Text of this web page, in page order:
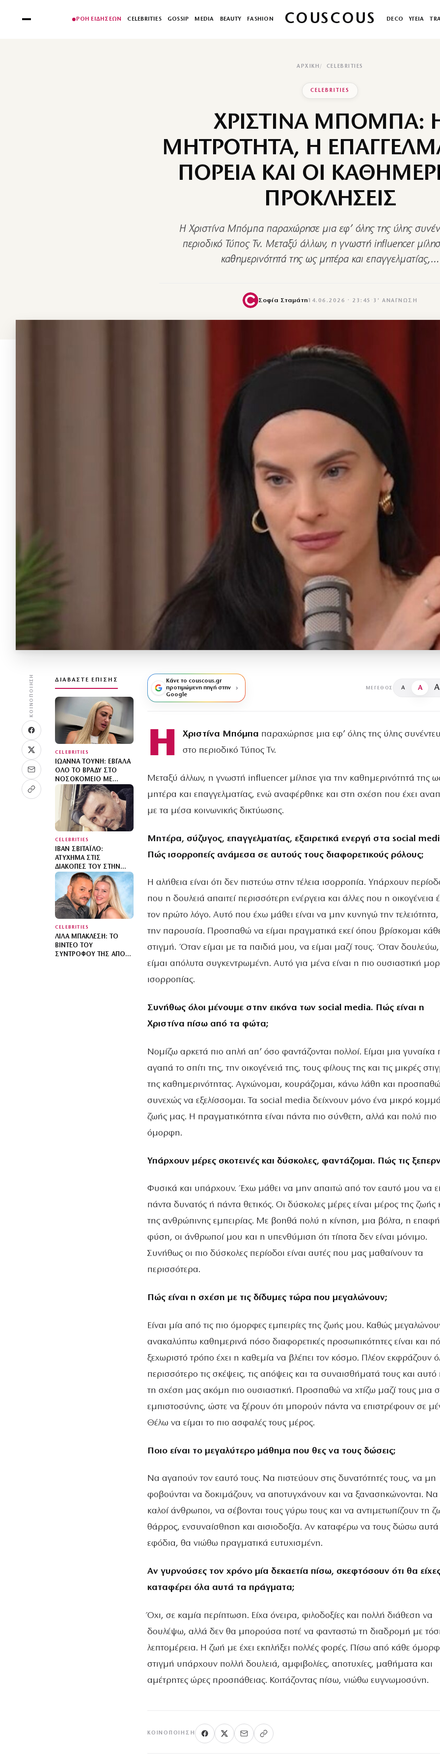
ΡΟΗ ΕΙΔΗΣΕΩΝ CELEBRITIES GOSSIP MEDIA BEAUTY FASHION COUSCOUS DECO ΥΓΕΙΑ
ΑΡΧΙΚΉ CELEBRITIES
CELEBRITIES
ΧΡΙΣΤΙΝΑ ΜΠΟΜΠΑ:
ΜΗΤΡΟΤΗΤΑ, Η
ΠΟΡΕΙΑ ΚΑΙ ΟΙ
ΠΡΟΚΛΗΣΕΙΣ
Η Χριστίνα Μπόμπα παραχώρησε μια εφ’ όλης της ύλης
περιοδικό Τύπος Tv. Μεταξύ άλλων, η γνωστή influencer
καθημερινότητά της ως μητέρα και επαγγελματίας,…
Σοφία Σταμάτη14.06.2026 · 23:45 · 3′ ΑΝΆΓΝΩΣΗ
ΚΟΙΝΟΠΟΊΗΣΗ ΔΙΑΒΆΣΤΕ ΕΠΊΣΗΣ
CELEBRITIES
ΙΩΆΝΝΑ ΤΟΎΝΗ: ΈΒΓΑΛΑ
ΌΛΟ ΤΟ ΒΡΆΔΥ ΣΤΟ
ΝΟΣΟΚΟΜΕΊΟ ΜΕ
ΟΡΟΎΣ ΚΑΙ ΑΝΤΙΒΙΏΣΕΙΣ
CELEBRITIES
ΙΒΆΝ ΣΒΙΤΆΙΛΟ:
ΑΤΎΧΗΜΑ ΣΤΙΣ
ΔΙΑΚΟΠΈΣ ΤΟΥ ΣΤΗΝ
ΚΈΡΚΥΡΑ
CELEBRITIES
ΛΊΛΑ ΜΠΑΚΛΈΣΗ: ΤΟ
ΒΊΝΤΕΟ ΤΟΥ
ΣΥΝΤΡΌΦΟΥ ΤΗΣ ΑΠΌ
Κάνε το couscous.gr
προτιμώμενη πηγή στην
Google
ΜΈΓΕΘΟΣ A A A
Η Χριστίνα Μπόμπα παραχώρησε μια εφ’ όλης της ύλης
στο περιοδικό Τύπος Tv.
Μεταξύ άλλων, η γνωστή influencer μίλησε για την καθημερινότητά της
μητέρα και επαγγελματίας, ενώ αναφέρθηκε και στη σχέση που έχει
με τα μέσα κοινωνικής δικτύωσης.
Μητέρα, σύζυγος, επαγγελματίας, εξαιρετικά ενεργή στα social
Πώς ισορροπείς ανάμεσα σε αυτούς τους διαφορετικούς ρόλους;
Η αλήθεια είναι ότι δεν πιστεύω στην τέλεια ισορροπία. Υπάρχουν
που η δουλειά απαιτεί περισσότερη ενέργεια και άλλες που η οικογένεια
τον πρώτο λόγο. Αυτό που έχω μάθει είναι να μην κυνηγώ την
την παρουσία. Προσπαθώ να είμαι πραγματικά εκεί όπου βρίσκομαι
στιγμή. Όταν είμαι με τα παιδιά μου, να είμαι μαζί τους. Όταν
είμαι απόλυτα συγκεντρωμένη. Αυτό για μένα είναι η πιο ουσιαστική
ισορροπίας.
Συνήθως όλοι μένουμε στην εικόνα των social media. Πώς είναι η
Χριστίνα πίσω από τα φώτα;
Νομίζω αρκετά πιο απλή απ’ όσο φαντάζονται πολλοί. Είμαι μια γυναίκα
αγαπά το σπίτι της, την οικογένειά της, τους φίλους της και τις μικρές
της καθημερινότητας. Αγχώνομαι, κουράζομαι, κάνω λάθη και προσπαθώ
συνεχώς να εξελίσσομαι. Τα social media δείχνουν μόνο ένα μικρό
ζωής μας. Η πραγματικότητα είναι πάντα πιο σύνθετη, αλλά και πολύ πιο
όμορφη.
Υπάρχουν μέρες σκοτεινές και δύσκολες, φαντάζομαι. Πώς τις
Φυσικά και υπάρχουν. Έχω μάθει να μην απαιτώ από τον εαυτό μου να
πάντα δυνατός ή πάντα θετικός. Οι δύσκολες μέρες είναι μέρος της ζωής
της ανθρώπινης εμπειρίας. Με βοηθά πολύ η κίνηση, μια βόλτα, η
φύση, οι άνθρωποί μου και η υπενθύμιση ότι τίποτα δεν είναι μόνιμο.
Συνήθως οι πιο δύσκολες περίοδοι είναι αυτές που μας μαθαίνουν τα
περισσότερα.
Πώς είναι η σχέση με τις δίδυμες τώρα που μεγαλώνουν;
Είναι μία από τις πιο όμορφες εμπειρίες της ζωής μου. Καθώς
ανακαλύπτω καθημερινά πόσο διαφορετικές προσωπικότητες είναι και
ξεχωριστό τρόπο έχει η καθεμία να βλέπει τον κόσμο. Πλέον εκφράζουν
περισσότερο τις σκέψεις, τις απόψεις και τα συναισθήματά τους και αυτό
τη σχέση μας ακόμη πιο ουσιαστική. Προσπαθώ να χτίζω μαζί τους μια
εμπιστοσύνης, ώστε να ξέρουν ότι μπορούν πάντα να επιστρέφουν σε
Θέλω να είμαι το πιο ασφαλές τους μέρος.
Ποιο είναι το μεγαλύτερο μάθημα που θες να τους δώσεις;
Να αγαπούν τον εαυτό τους. Να πιστεύουν στις δυνατότητές τους, να μη
φοβούνται να δοκιμάζουν, να αποτυγχάνουν και να ξανασηκώνονται. Να
καλοί άνθρωποι, να σέβονται τους γύρω τους και να αντιμετωπίζουν τη
θάρρος, ενσυναίσθηση και αισιοδοξία. Αν καταφέρω να τους δώσω αυτά
εφόδια, θα νιώθω πραγματικά ευτυχισμένη.
Αν γυρνούσες τον χρόνο μία δεκαετία πίσω, σκεφτόσουν ότι θα
καταφέρει όλα αυτά τα πράγματα;
Όχι, σε καμία περίπτωση. Είχα όνειρα, φιλοδοξίες και πολλή διάθεση να
δουλέψω, αλλά δεν θα μπορούσα ποτέ να φανταστώ τη διαδρομή με
λεπτομέρεια. Η ζωή με έχει εκπλήξει πολλές φορές. Πίσω από κάθε
στιγμή υπάρχουν πολλή δουλειά, αμφιβολίες, αποτυχίες, μαθήματα και
αμέτρητες ώρες προσπάθειας. Κοιτάζοντας πίσω, νιώθω ευγνωμοσύνη.
ΚΟΙΝΟΠΟΊΗΣΗ